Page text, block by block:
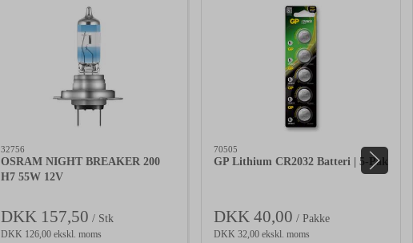
32756
OSRAM NIGHT BREAKER 200
H7 55W 12V
DKK 157,50 / Stk
DKK 126,00 ekskl. moms
70505
GP Lithium CR2032 Batteri | 5-Pak
DKK 40,00 / Pakke
DKK 32,00 ekskl. moms